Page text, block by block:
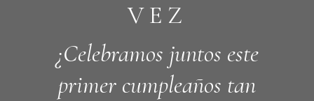
VEZ
¿Celebramos juntos este
primer cumpleaños tan